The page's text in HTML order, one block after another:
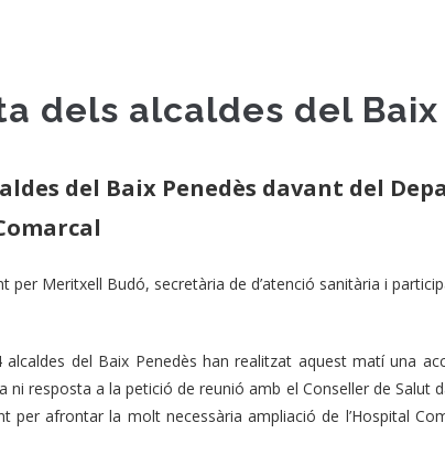
dels alcaldes del Baix
del Baix Penedès davant del
per Meritxell Budó, secretària de d’atenció sanitària i
alcaldes del Baix Penedès han realitzat aquest matí una
resposta a la petició de reunió amb el Conseller de Salut
per afrontar la molt necessària ampliació de l’Hospital